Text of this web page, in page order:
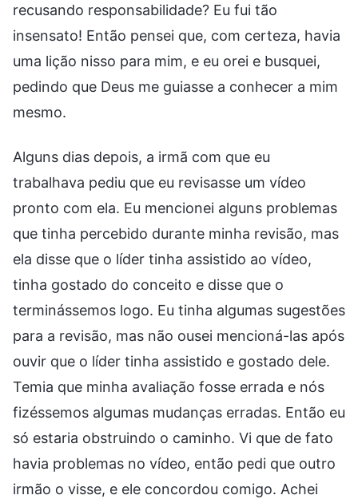
recusando responsabilidade? Eu fui tão
insensato! Então pensei que, com certeza, havia
uma lição nisso para mim, e eu orei e busquei,
pedindo que Deus me guiasse a conhecer a mim
mesmo.
Alguns dias depois, a irmã com que eu
trabalhava pediu que eu revisasse um vídeo
pronto com ela. Eu mencionei alguns problemas
que tinha percebido durante minha revisão, mas
ela disse que o líder tinha assistido ao vídeo,
tinha gostado do conceito e disse que o
terminássemos logo. Eu tinha algumas sugestões
para a revisão, mas não ousei mencioná-las após
ouvir que o líder tinha assistido e gostado dele.
Temia que minha avaliação fosse errada e nós
fizéssemos algumas mudanças erradas. Então eu
só estaria obstruindo o caminho. Vi que de fato
havia problemas no vídeo, então pedi que outro
irmão o visse, e ele concordou comigo. Achei